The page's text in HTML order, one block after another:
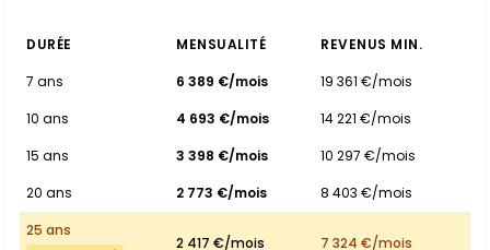
DURÉE MENSUALITÉ
REVENUS MIN.
7 ans
6 389 €/mois
19 361 €/mois
10 ans
4 693 €/mois
14 221 €/mois
15 ans
3 398 €/mois
10 297 €/mois
20 ans
2 773 €/mois
8 403 €/mois
25 ans
2 417 €/mois 7 324 €/mois